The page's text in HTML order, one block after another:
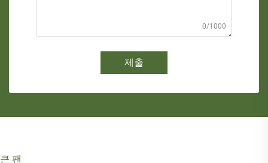
0/1000
제출
큰 팬